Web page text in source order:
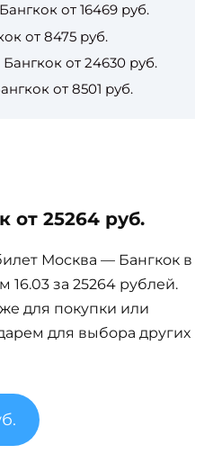
от 16469 руб.
от 8475 руб.
от 24630 руб.
от 8501 руб.
от 25264 руб.
Москва — Бангкок в
16.03 за 25264 рублей.
для покупки или
для выбора других